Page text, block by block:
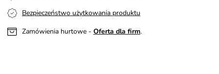
Bezpieczeństwo użytkowania produktu
Zamówienia hurtowe - Oferta dla firm.